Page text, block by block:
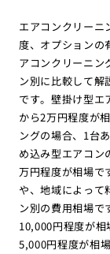
エアコンクリーニ
度、オプションの
アコンクリーニン
ン別に比較して解
です。壁掛け型エ
から2万円程度が
ングの場合、1台
め込み型エアコン
万円程度が相場で
や、地域によって
ン別の費用相場で
10,000円程度が
5,000円程度が相